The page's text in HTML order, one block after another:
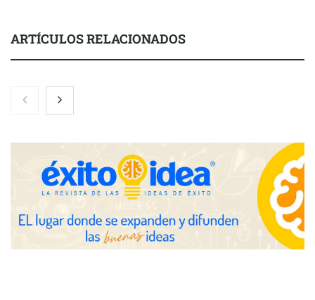
ARTÍCULOS RELACIONADOS
COMPALISS de LYSOTRIC: cuando un solo producto multiplica
las posibilidades del salón profesional
Fundación Mapfre y CISE lanzan el concurso ‘Talento Sénior’
para impulsar ideas innovadoras creadas por y para mayores
de 50 años